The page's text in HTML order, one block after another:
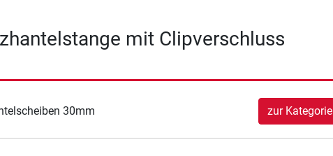
mit Clipverschluss
30mm zur Kategorie